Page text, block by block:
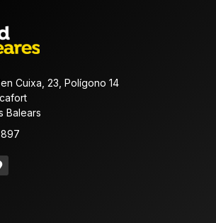
Cuixa, 23, Polígono 14
Balears